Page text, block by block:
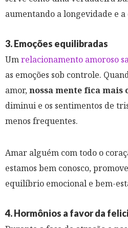
aumentando a longevidade e
3. Emoções equilibradas
Umrelacionamento amoroso
as emoções sob controle.
amor,nossa mente fica mais
diminui e os sentimentos de
menos frequentes.
Amar alguém com todo o
estamos bem conosco,
equilíbrio emocional e bem-
4. Hormônios a favor da